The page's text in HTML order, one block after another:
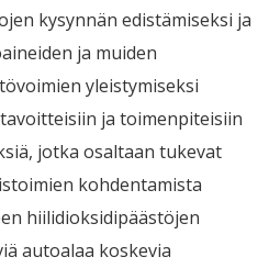
kysynnän edistämiseksi ja
ja muiden
yleistymiseksi
ja toimenpiteisiin
jotka osaltaan tukevat
kohdentamista
hiilidioksidipäästöjen
autoalaa koskevia